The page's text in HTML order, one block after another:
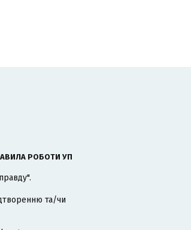
РОБОТИ УП
та/чи